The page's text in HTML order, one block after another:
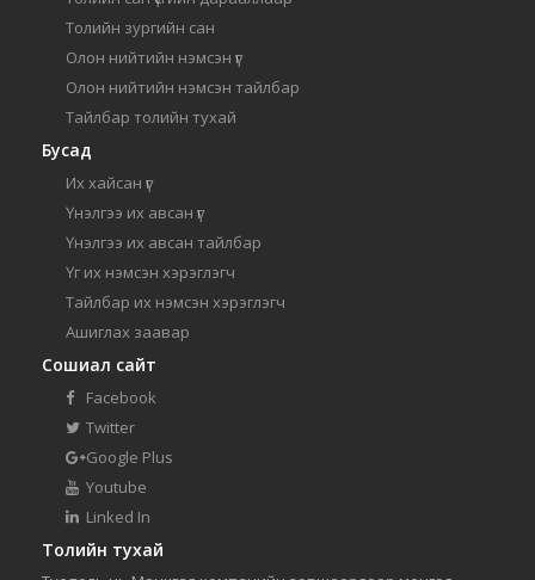
Толийн зургийн сан
Олон нийтийн нэмсэн үг
Олон нийтийн нэмсэн тайлбар
Тайлбар толийн тухай
Бусад
Их хайсан үг
Үнэлгээ их авсан үг
Үнэлгээ их авсан тайлбар
Үг их нэмсэн хэрэглэгч
Тайлбар их нэмсэн хэрэглэгч
Ашиглах заавар
Сошиал сайт
Facebook
Twitter
Google Plus
Youtube
Linked In
Толийн тухай